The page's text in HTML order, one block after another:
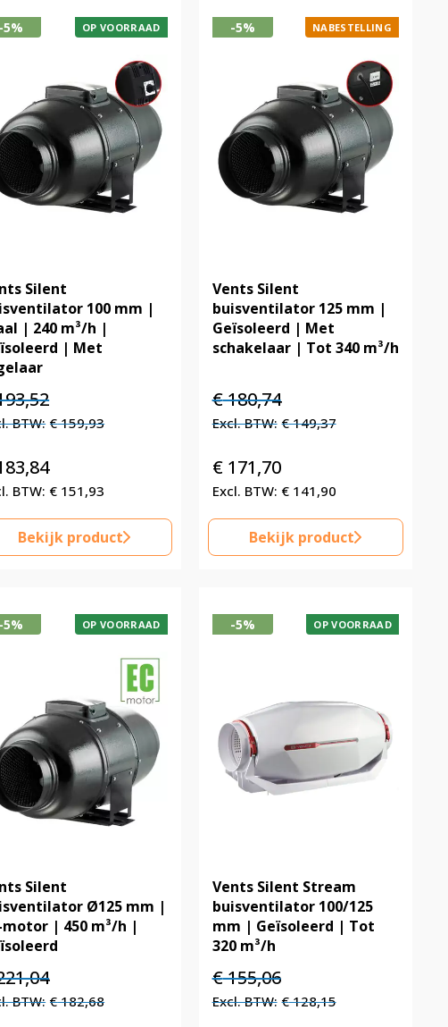
-5% OP VOORRAAD
Silent
100 mm |
| 240 m³/h |
| Met
Huidige
prijs
€159,93
€ 151,93
Bekijk product
-5% NABESTELLING
Vents Silent
buisventilator 125 mm |
Geïsoleerd | Met
schakelaar | Tot 340 m³/h
Oorspronkelijke
prijs
€ 180,74.
€180,74Huidige
prijs
€ 180,74.
€149,37
€171,70
€141,90
Bekijk product
-5% OP VOORRAAD
Silent
Ø125 mm |
motor | 450 m³/h |
Huidige
prijs
€182,68
-5% OP VOORRAAD
Vents Silent Stream
buisventilator 100/125
mm | Geïsoleerd | Tot
320 m³/h
Oorspronkelijke
prijs
€155,06Huidige
prijs
€128,15